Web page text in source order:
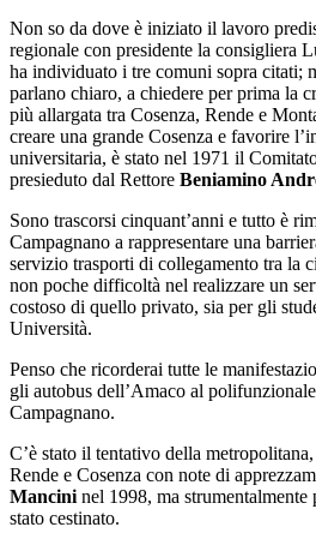
Non so da dove è iniziato il lavoro
regionale con presidente la consigliera
ha individuato i tre comuni sopra citati;
parlano chiaro, a chiedere per prima la
più allargata tra Cosenza, Rende e
creare una grande Cosenza e favorire
universitaria, è stato nel 1971 il
presieduto dal Rettore Beniamino
Sono trascorsi cinquant’anni e tutto è
Campagnano a rappresentare una
servizio trasporti di collegamento tra la
non poche difficoltà nel realizzare un
costoso di quello privato, sia per gli
Università.
Penso che ricorderai tutte le
gli autobus dell’Amaco al
Campagnano.
C’è stato il tentativo della
Rende e Cosenza con note di
Mancini nel 1998, ma
stato cestinato.